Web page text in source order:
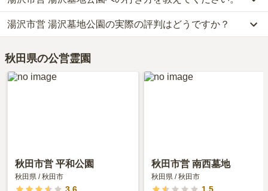
めいただけます。
なお、湯沢市営 湯沢墓地公園がある秋田県の相場は、一般墓が約
69万円（墓石代別途）です。
お墓は、価格が高いものがよい、安いものが悪い、という訳ではあ
りません。大切なのは、ご家族が心から納得し、安心してお参りで
きる場所を選ぶことです。
湯沢市営 湯沢墓地公園への行き方は現在調査中です。
詳細な行き方や送迎バスの有無については、資料請求で最新の情報
をご確認ください。
湯沢市営 湯沢墓地公園の実際の評判はどうですか？
当サイトに寄せられた総合評価は、3.3点です。特に周辺施設が高
く評価されています。
利用者様からは「車で20分かかるので、移動中に店舗に寄ってお供
秋田県の公営霊園
秋田市営 平和公園
秋田県 /秋田市
秋田市営 南西墓地
秋田県 /秋田市